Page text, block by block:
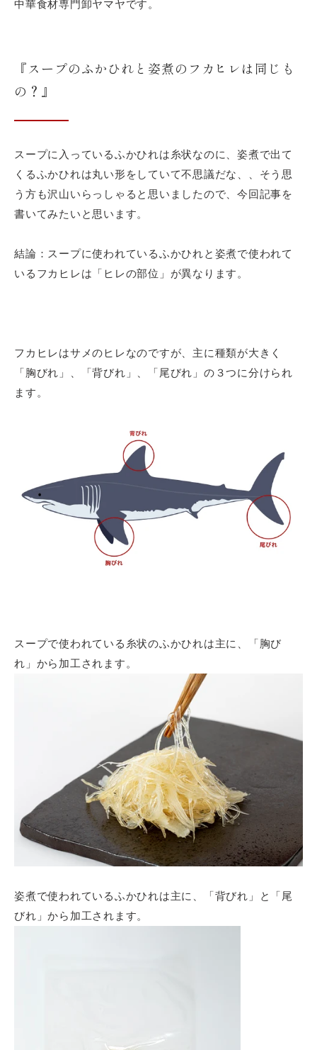
飲食店様、大学・専門学校様、
卸売店
お問い合わせ
中華食材専門卸ヤマヤです。
『スープのふかひれと姿煮のフカヒレは同じも
の？』
スープに入っているふかひれは糸状なのに、姿煮で出て
くるふかひれは丸い形をしていて不思議だな、、そう思
う方も沢山いらっしゃると思いましたので、今回記事を
書いてみたいと思います。
結論：スープに使われているふかひれと姿煮で使われて
いるフカヒレは「ヒレの部位」が異なります。
フカヒレはサメのヒレなのですが、主に種類が大きく
「胸びれ」、「背びれ」、「尾びれ」の３つに分けられ
ます。
スープで使われている糸状のふかひれは主に、「胸び
れ」から加工されます。
姿煮で使われているふかひれは主に、「背びれ」と「尾
びれ」から加工されます。